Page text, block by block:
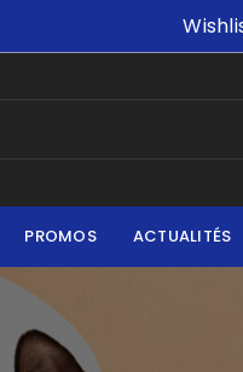
PROMOS ACTUALITÉS